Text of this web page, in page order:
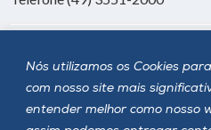
Nós utilizamos os Cookies
com nosso site mais
entender melhor como nosso
Siga a Unoesc